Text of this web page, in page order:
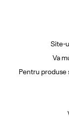
Site-
Va
Pentru produse